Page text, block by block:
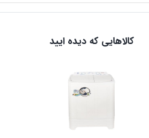
کالاهایی که دیده ایید